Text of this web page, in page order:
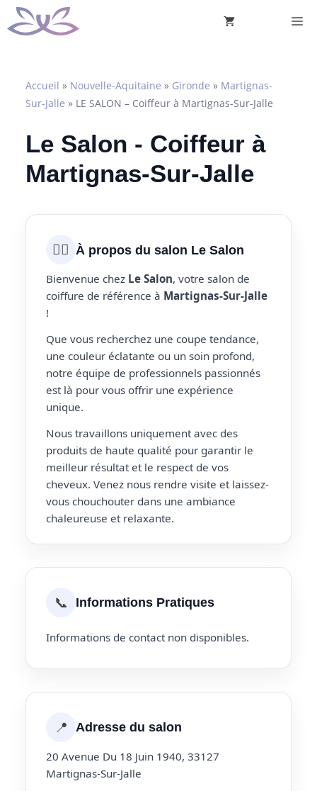
Aller
au
Accueil » Nouvelle-Aquitaine » Gironde » Martignas-
Sur-Jalle » LE SALON – Coiffeur à Martignas-Sur-Jalle
Le Salon - Coiffeur à
Martignas-Sur-Jalle
💇‍♀️ À propos du salon Le Salon
Bienvenue chez Le Salon, votre salon de
coiffure de référence à Martignas-Sur-Jalle
!
Que vous recherchez une coupe tendance,
une couleur éclatante ou un soin profond,
notre équipe de professionnels passionnés
est là pour vous offrir une expérience
unique.
Nous travaillons uniquement avec des
produits de haute qualité pour garantir le
meilleur résultat et le respect de vos
cheveux. Venez nous rendre visite et laissez-
vous chouchouter dans une ambiance
chaleureuse et relaxante.
📞 Informations Pratiques
Informations de contact non disponibles.
📍 Adresse du salon
20 Avenue Du 18 Juin 1940, 33127
Martignas-Sur-Jalle